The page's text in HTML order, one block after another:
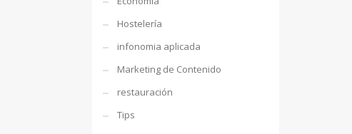
Hostelería
infonomia aplicada
Marketing de Contenido
restauración
Tips